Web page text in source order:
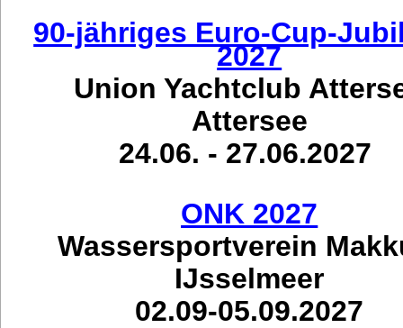
90-jähriges Euro-Cup-
2027
Union Yachtclub
Attersee
24.06. - 27.06.2027
ONK 2027
Wassersportverein
IJsselmeer
02.09-05.09.2027